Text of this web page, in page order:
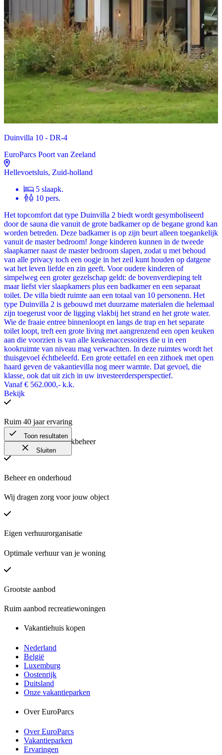
Duinvilla 10 - DR-4
EuroParcs Poort van Zeeland
Hellevoetsluis, Zuid-holland
5 slaapk.
10 pers.
Het topcomfort dat type Duinvilla 2 biedt wordt gesymboliseerd
door de sauna die vanuit de grote badkamer op de begane grond kan
worden betreden. Deze badkamer is op zijn beurt alleen toegankelijk
vanuit de master bedroom! Jonge kinderen kunnen in de tweede
slaapkamer naast de master bedroom slapen, zodat u met behoud
van alle privacy toch een oogje in het zeil kunt houden op datgene
wat het leven liefde en zin geeft. Voor oudere kinderen of
simpelweg een groter gezelschap geldt: de bovenverdieping telt
maar liefst vier slaapkamers plus een badkamer en een separaat
toilet. De villa biedt ruimte aan een totaal van 10 personenn. Het
type Duinvilla 2 is gebouwd met duurzame materialen die helemaal
zijn toegerust voor de ligging vlakbij het strand en het grote water.
Wie de fraaie entree binnenloopt en langs de trap en het separate
toilet loopt, treft een grote living met aangrenzend een open keuken
aan die voorzien is van alle keukenaccessoires die u in een
kookruimte van niveau mag verwachten. In deze ruimtes wordt het
thuisgevoel échtbeleefd. Een grote eettafel en een zithoek met open
haard geven de vakantievilla nog meer warmte. Dat gevoel, die
klasse, ook dat uit zich in uw investeerdersperspectief.
Vanaf € 562.000,- k.k.
Bekijk
Toon resultaten
Sluiten
Ruim 40 jaar ervaring
Expert in vakantieparkbeheer
Beheer en onderhoud
Wij dragen zorg voor jouw object
Eigen verhuurorganisatie
Optimale verhuur van je woning
Grootste aanbod
Ruim aanbod recreatiewoningen
Vakantiehuis kopen
Nederland
België
Luxemburg
Oostenrijk
Duitsland
Onze vakantieparken
Over EuroParcs
Over EuroParcs
Vakantieparken
Ervaringen